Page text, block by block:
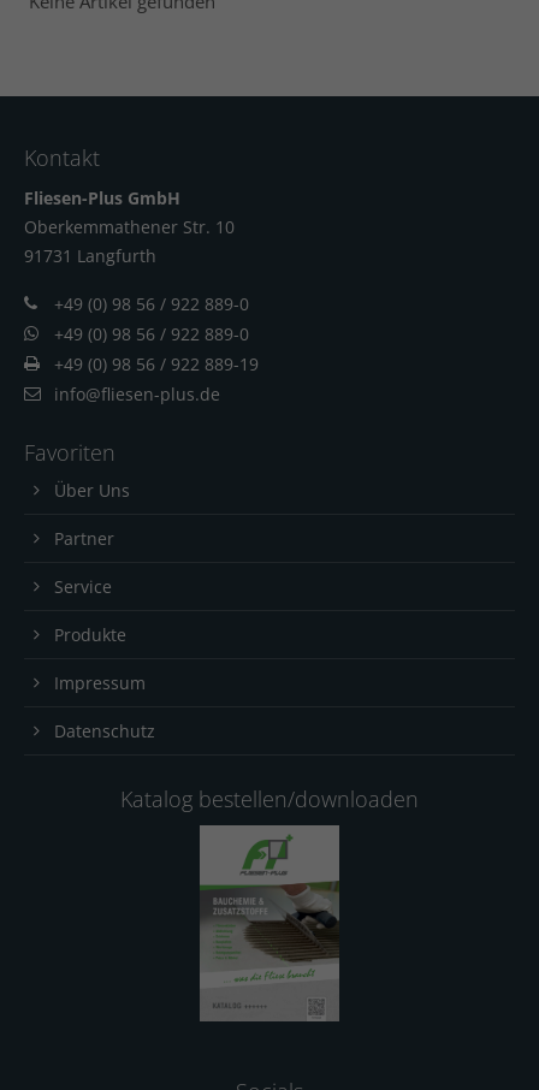
Kontakt
Fliesen-Plus GmbH
Oberkemmathener Str. 10
91731 Langfurth
+49 (0) 98 56 / 922 889-0
+49 (0) 98 56 / 922 889-0
+49 (0) 98 56 / 922 889-19
info@fliesen-plus.de
Favoriten
Über Uns
Partner
Service
Produkte
Impressum
Datenschutz
Katalog bestellen/downloaden